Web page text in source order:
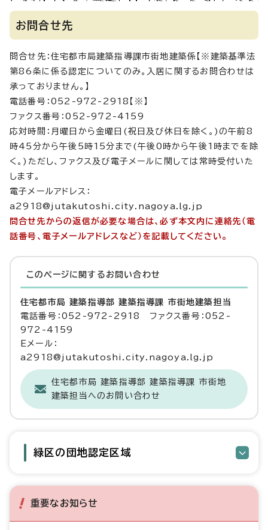
お問合せ先
問合せ先：住宅都市局建築指導課市街地建築係【※建築基準法
第86条に係る認定についてのみ。入居に関するお問合わせは
承っておりません。】
電話番号：052-972-2918【※】
ファクス番号：052-972-4159
応対時間：月曜日から金曜日(祝日及び休日を除く。)の午前8
時45分から午後5時15分まで(午後0時から午後1時までを除
く。)ただし、ファクス及び電子メールに関しては常時受付いた
します。
電子メールアドレス：
a2918@jutakutoshi.city.nagoya.lg.jp
問合せ先からの返信が必要な場合は、必ず本文内に連絡先（電
話番号、電子メールアドレスなど）を記載してください。
このページに関する お問い合わせ
住宅都市局 建築指導部 建築指導課 市街地建築担当
電話番号：052-972-2918 ファクス番号：052-
972-4159
Eメール：
a2918@jutakutoshi.city.nagoya.lg.jp
住宅都市局 建築指導部 建築指導課 市街地
建築担当へのお問い合わせ
緑区の団地認定区域
重要なお知らせ